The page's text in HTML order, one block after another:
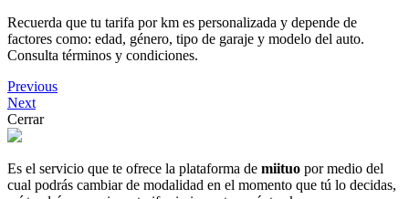
Recuerda que tu tarifa por km es personalizada y depende de
factores como: edad, género, tipo de garaje y modelo del auto.
Consulta términos y condiciones.
Previous
Next
Cerrar
Es el servicio que te ofrece la plataforma de miituo por medio del
cual podrás cambiar de modalidad en el momento que tú lo decidas,